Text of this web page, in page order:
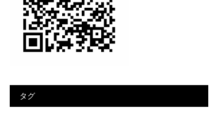
タグ